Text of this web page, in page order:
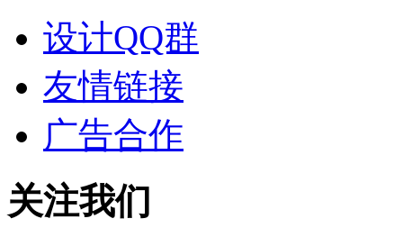
设计QQ群
友情链接
广告合作
关注我们